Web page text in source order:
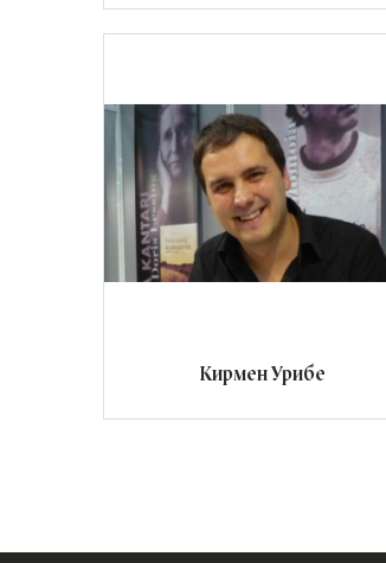
Кирмен Урибе